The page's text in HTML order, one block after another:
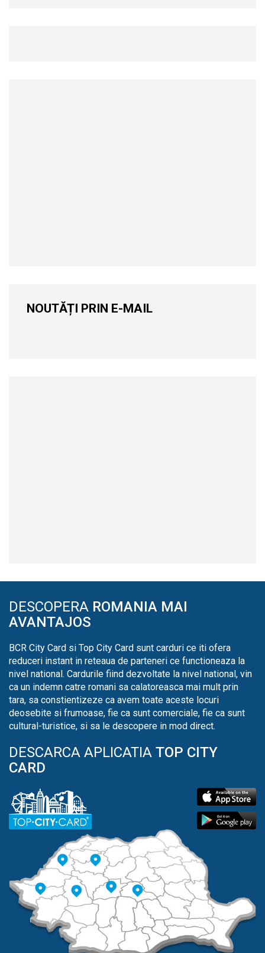
NOUTĂȚI PRIN E-MAIL
DESCOPERA ROMANIA MAI
AVANTAJOS
BCR City Card si Top City Card sunt carduri ce iti ofera
reduceri instant in reteaua de parteneri ce functioneaza la
nivel national. Cardurile fiind dezvoltate la nivel national, vin
ca un indemn catre romani sa calatoreasca mai mult prin
tara, sa constientizeze ca avem toate aceste locuri
deosebite si frumoase, fie ca sunt comerciale, fie ca sunt
cultural-turistice, si sa le descopere in mod direct.
DESCARCA APLICATIA TOP CITY
CARD